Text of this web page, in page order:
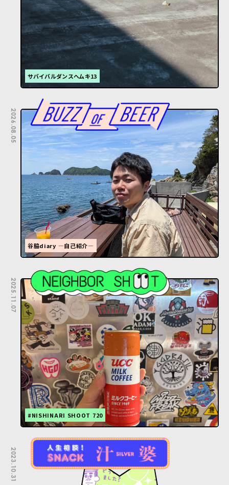
サバイバルダンスヘムキ13
2026.08.05
谷脇diary ―自己紹介―
2025.11.07
#NISHINARI SHOOT 720
2023.10.31